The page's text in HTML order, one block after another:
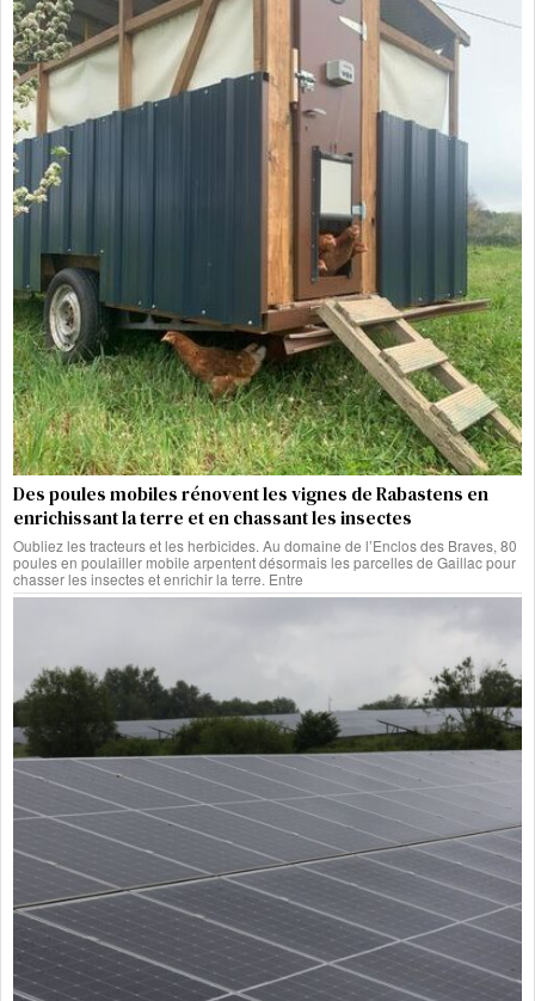
Des poules mobiles rénovent les vignes de Rabastens en
enrichissant la terre et en chassant les insectes
Oubliez les tracteurs et les herbicides. Au domaine de l’Enclos des Braves, 80
poules en poulailler mobile arpentent désormais les parcelles de Gaillac pour
chasser les insectes et enrichir la terre. Entre